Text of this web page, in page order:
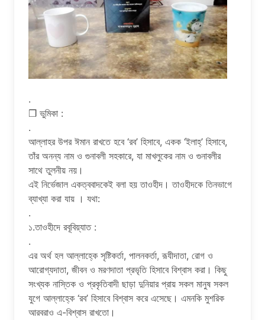
.
❒ ভুমিকা :
.
আল্লাহর উপর ঈমান রাখতে হবে ‘রব’ হিসাবে, একক ‘ইলাহ্’ হিসাবে,
তাঁর অনন্য নাম ও গুনাবলী সহকারে, যা মাখলুকের নাম ও গুনাবলীর
সাথে তুলনীয় নয়।
এই নির্ভেজাল একত্ববাদকেই বলা হয় তাওহীদ। তাওহীদকে তিনভাগে
ব্যাখ্যা করা যায় । যথা:
.
১.তাওহীদে রবূবিয়্যাত :
.
এর অর্থ হল আল্লাহ্কে সৃষ্টিকর্তা, পালনকর্তা, রূযীদাতা, রোগ ও
আরোগ্যদাতা, জীবন ও মরণদাতা প্রভৃতি হিসাবে বিশ্বাস করা। কিছু
সংখ্যক নাস্তিক ও প্রকৃতিবাদী ছাড়া দুনিয়ার প্রায় সকল মানুষ সকল
যুগে আল্লাহ্কে ‘রব’ হিসাবে বিশ্বাস করে এসেছে। এমনকি মুশরিক
আরবরাও এ-বিশ্বাস রাখতো।